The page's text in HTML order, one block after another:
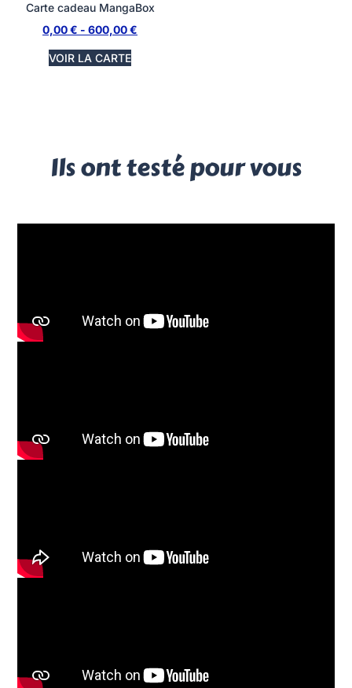
Carte cadeau MangaBox
0,00€ - 600,00€
VOIR LA CARTE
Ils ont testé pour vous